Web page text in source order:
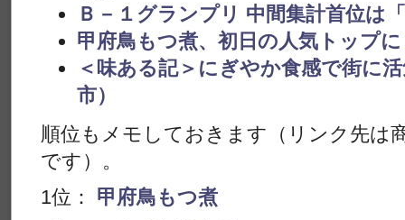
Ｂ－１グランプリ 中間集計首位は
甲府鳥もつ煮、初日の人気トップ
＜味ある記＞にぎやか食感で街に
市）
順位もメモしておきます（リンク先は
です）。
1位： 甲府鳥もつ煮